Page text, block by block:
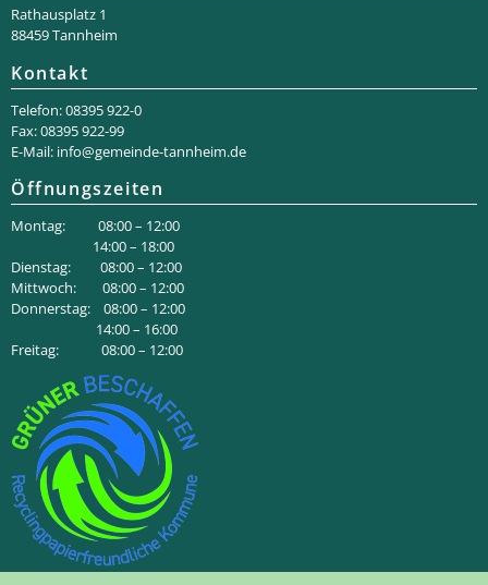
Rathaus­platz 1
88459 Tannheim
Kontakt
Telefon: 08395 922-0
Fax: 08395 922-99
E-Mail: info@gemeinde-tannheim.de
Öffnungszeiten
Montag: 08:00 – 12:00
14:00 – 18:00
Dienstag: 08:00 – 12:00
Mittwoch: 08:00 – 12:00
Donnerstag: 08:00 – 12:00
14:00 – 16:00
Freitag: 08:00 – 12:00